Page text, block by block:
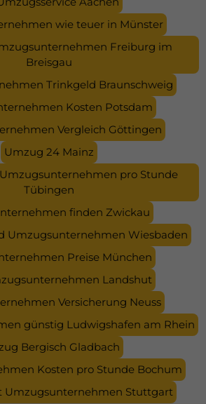
wie teuer in Münster
Freiburg im
Breisgau
Trinkgeld Braunschweig
Kosten Potsdam
Vergleich Göttingen
Umzug 24 Mainz
pro Stunde
Tübingen
finden Zwickau
Umzugsunternehmen Wiesbaden
Preise München
Landshut
Versicherung Neuss
günstig Ludwigshafen am Rhein
Bergisch Gladbach
Kosten pro Stunde Bochum
Umzugsunternehmen Stuttgart